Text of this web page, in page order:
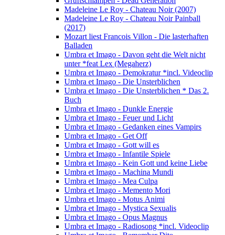
Madeleine Le Roy - Chateau Noir (2007)
Madeleine Le Roy - Chateau Noir Painball
(2017)
Mozart liest Francois Villon - Die lasterhaften
Balladen
Umbra et Imago - Davon geht die Welt nicht
unter *feat Lex (Megaherz)
Umbra et Imago - Demokratur *incl. Videoclip
Umbra et Imago - Die Unsterblichen
Umbra et Imago - Die Unsterblichen * Das 2.
Buch
Umbra et Imago - Dunkle Energie
Umbra et Imago - Feuer und Licht
Umbra et Imago - Gedanken eines Vampirs
Umbra et Imago - Get Off
Umbra et Imago - Gott will es
Umbra et Imago - Infantile Spiele
Umbra et Imago - Kein Gott und keine Liebe
Umbra et Imago - Machina Mundi
Umbra et Imago - Mea Culpa
Umbra et Imago - Memento Mori
Umbra et Imago - Motus Animi
Umbra et Imago - Mystica Sexualis
Umbra et Imago - Opus Magnus
Umbra et Imago - Radiosong *incl. Videoclip